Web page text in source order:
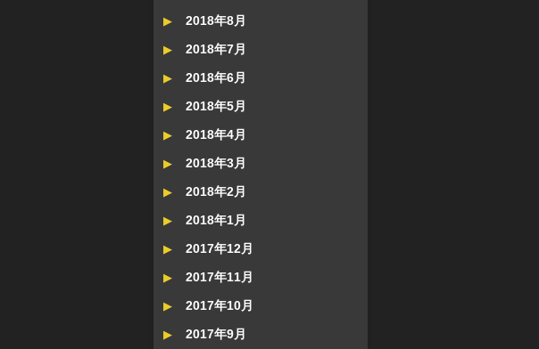
2018年8月
2018年7月
2018年6月
2018年5月
2018年4月
2018年3月
2018年2月
2018年1月
2017年12月
2017年11月
2017年10月
2017年9月